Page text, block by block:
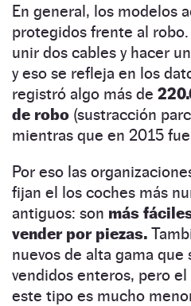
En general, los modelos
protegidos frente al
unir dos cables y hacer
y eso se refleja en los
registró algo más de
de robo (sustracción
mientras que en 2015
Por eso las
fijan el los coches más
antiguos: son más
vender por piezas.
nuevos de alta gama que
vendidos enteros, pero
este tipo es mucho